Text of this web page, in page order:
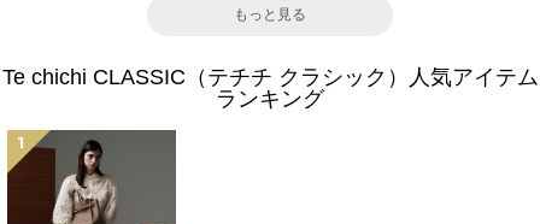
もっと見る
Te chichi CLASSIC（テチチ クラシック）人気アイテム
ランキング
1